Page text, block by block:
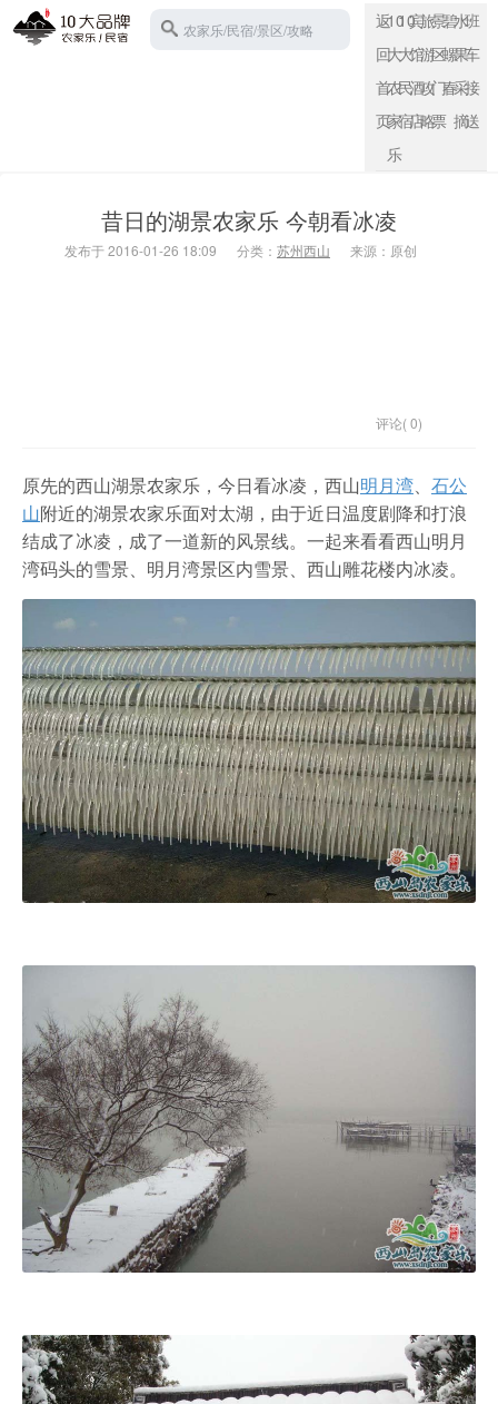
农家乐
农家乐/民宿/景区/攻略
返
回
首
页
10
大
农
家
乐
10
大
民
宿
宾
馆
酒
店
旅
游
攻
略
景
区
门
票
碧
螺
春
水
果
采
摘
班
车
接
送
昔日的湖景农家乐 今朝看冰凌
发布于 2016-01-26 18:09 分类： 苏州西山 来源：原创
评论( 0)
原先的西山湖景农家乐，今日看冰凌，西山明月湾、 石公
山附近的湖景农家乐面对太湖，由于近日温度剧降和打浪
结成了冰凌，成了一道新的风景线。一起来看看西山明月
湾码头的雪景、明月湾景区内雪景、西山雕花楼内冰凌。